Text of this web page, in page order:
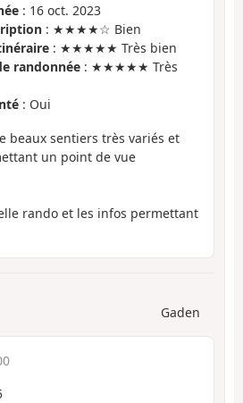
: 16 oct. 2023
: ★★★★☆ Bien
: ★★★★★ Très bien
randonnée : ★★★★★ Très
: Oui
beaux sentiers très variés et
un point de vue
rando et les infos permettant
Gaden